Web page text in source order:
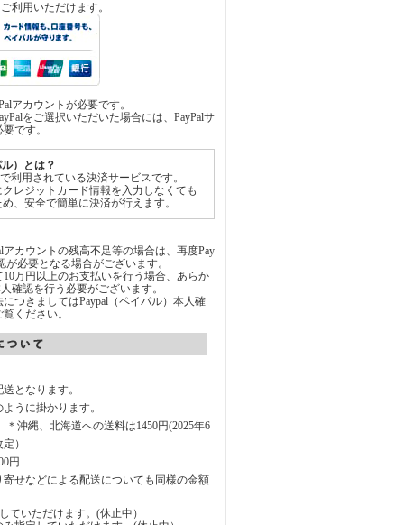
利用いただけます。
アカウントが必要です。
をご選択いただいた場合には、PayPalサ
です。
）とは？
利用されている決済サービスです。
レジットカード情報を入力しなくても
、安全で簡単に決済が行えます。
カウントの残高不足等の場合は、再度Pay
が必要となる場合がございます。
10万円以上のお支払いを行う場合、あらか
確認を行う必要がございます。
つきましてはPaypal（ペイパル）本人確
ください。
となります。
うに掛かります。
＊沖縄、北海道への送料は1450円(2025年6
）
円
寄せなどによる配送についても同様の金額
ていただけます。(休止中）